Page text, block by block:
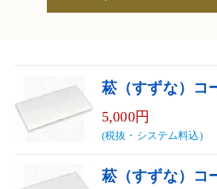
菘（すずな）
5,000円
(税抜・システム料込)
菘（すずな）